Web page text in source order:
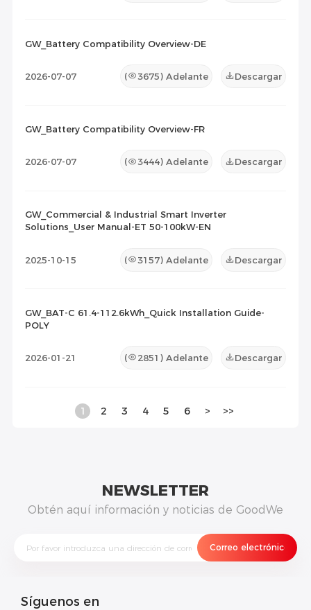
GW_Battery Compatibility Overview-DE
2026-07-07 ( 3675) Adelante Descargar
GW_Battery Compatibility Overview-FR
2026-07-07 ( 3444) Adelante Descargar
GW_Commercial & Industrial Smart Inverter
Solutions_User Manual-ET 50-100kW-EN
2025-10-15 ( 3157) Adelante Descargar
GW_BAT-C 61.4-112.6kWh_Quick Installation Guide-
POLY
2026-01-21 ( 2851 ) Adelante Descargar
1 2 3 4 5 6 > >>
NEWSLETTER
Obtén aquí información y noticias de GoodWe
Síguenos en